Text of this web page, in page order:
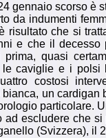
gennaio scorso è
da indumenti
risultato che si
e che il decesso
quasi
caviglie e i polsi
costosi
un cardigan
particolare.
escludere che si
(Svizzera), il